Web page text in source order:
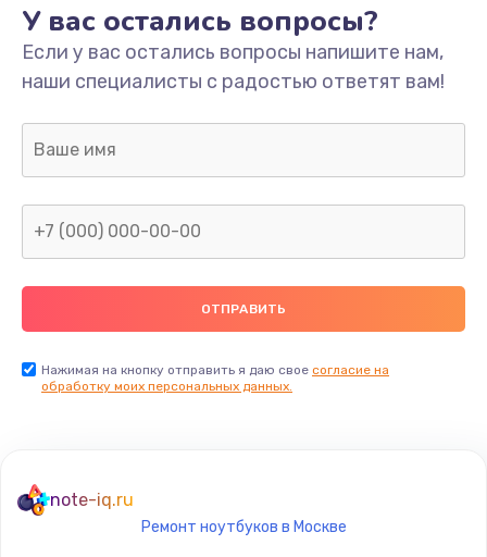
У вас остались вопросы?
Если у вас остались вопросы напишите нам,
наши специалисты с радостью ответят вам!
Нажимая на кнопку отправить я даю свое согласие на
обработку моих персональных данных.
note-iq.ru
Ремонт ноутбуков в Москве